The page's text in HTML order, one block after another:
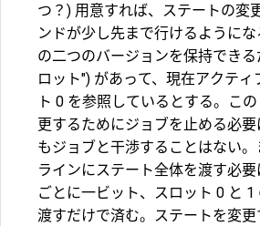
つ？) 用意すれば、ステートの変
ンドが少し先まで行けるように
の二つのバージョンを保持でき
ロット") があって、現在アクティ
ト 0 を参照しているとする。こ
更するためにジョブを止める必
もジョブと干渉することはない
ラインにステート全体を渡す必
ごとに一ビット、スロット 0 と
渡すだけで済む。ステートを変